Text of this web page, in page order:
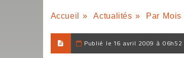
Accueil » Actualités » Par Mois
Publié le 16 avril 2009 à 06h52